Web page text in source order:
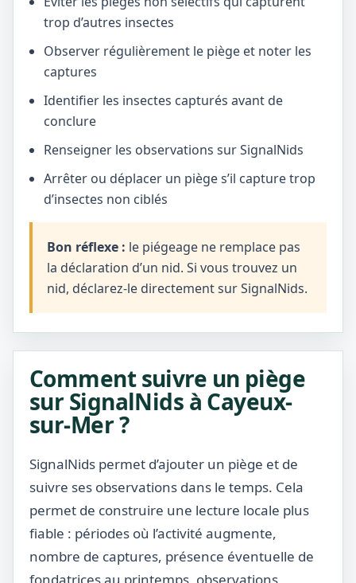
trop d’autres insectes
Observer régulièrement le piège et noter les
captures
Identifier les insectes capturés avant de
conclure
Renseigner les observations sur SignalNids
Arrêter ou déplacer un piège s’il capture trop
d’insectes non ciblés
Bon réflexe : le piégeage ne remplace pas
la déclaration d’un nid. Si vous trouvez un
nid, déclarez-le directement sur SignalNids.
Comment suivre un piège
sur SignalNids à Cayeux-
sur-Mer ?
SignalNids permet d’ajouter un piège et de
suivre ses observations dans le temps. Cela
permet de construire une lecture locale plus
fiable : périodes où l’activité augmente,
nombre de captures, présence éventuelle de